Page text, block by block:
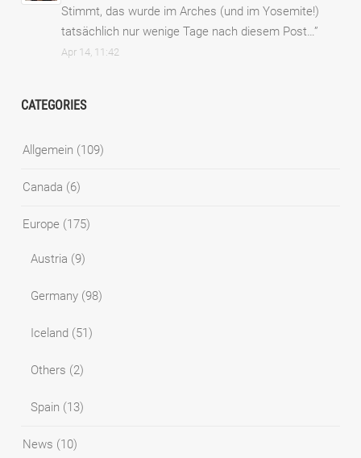
Stimmt, das wurde im Arches (und im Yosemite!)
tatsächlich nur wenige Tage nach diesem Post…”
Apr 14, 11:42
CATEGORIES
Allgemein (109)
Canada (6)
Europe (175)
Austria (9)
Germany (98)
Iceland (51)
Others (2)
Spain (13)
News (10)